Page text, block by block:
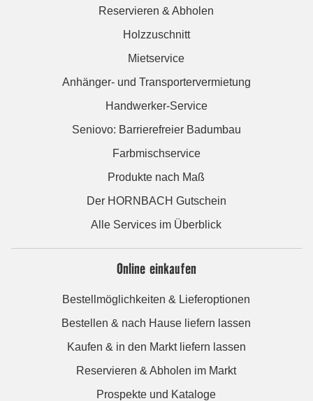
Reservieren & Abholen
Holzzuschnitt
Mietservice
Anhänger- und Transportervermietung
Handwerker-Service
Seniovo: Barrierefreier Badumbau
Farbmischservice
Produkte nach Maß
Der HORNBACH Gutschein
Alle Services im Überblick
Online einkaufen
Bestellmöglichkeiten & Lieferoptionen
Bestellen & nach Hause liefern lassen
Kaufen & in den Markt liefern lassen
Reservieren & Abholen im Markt
Prospekte und Kataloge